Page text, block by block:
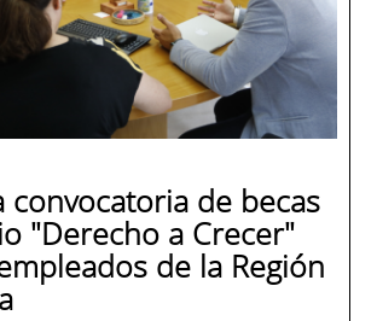
vicepresidente senior de
Systems en Estados Unidos
convocatoria de becas
"Derecho a Crecer"
de la Región